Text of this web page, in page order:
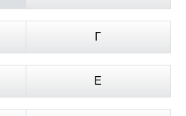
Г
Е